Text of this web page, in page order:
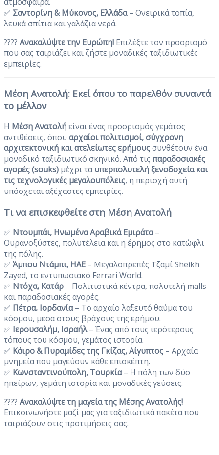
✅ Σαντορίνη & Μύκονος, Ελλάδα– Ονειρικά τοπία,
λευκά σπίτια και γαλάζια νερά.
???? Ανακαλύψτε την Ευρώπη! Επιλέξτε τον προορισμό
που σας ταιριάζει και ζήστε μοναδικές ταξιδιωτικές
εμπειρίες.
Μέση Ανατολή: Εκεί όπου το παρελθόν συναντά
το μέλλον
Η Μέση Ανατολήείναι ένας προορισμός γεμάτος
αντιθέσεις, όπου αρχαίοι πολιτισμοί, σύγχρονη
αρχιτεκτονική και ατελείωτες ερήμουςσυνθέτουν ένα
μοναδικό ταξιδιωτικό σκηνικό. Από τις παραδοσιακές
αγορές (souks) μέχρι ταυπερπολυτελή ξενοδοχεία και
τις τεχνολογικές μεγαλουπόλεις, η περιοχή αυτή
υπόσχεται αξέχαστες εμπειρίες.
Τι να επισκεφθείτε στη Μέση Ανατολή
✅ Ντουμπάι, Ηνωμένα Αραβικά Εμιράτα–
Ουρανοξύστες, πολυτέλεια και η έρημος στο κατώφλι
της πόλης.
✅ Άμπου Ντάμπι, ΗΑΕ – Μεγαλοπρεπές Τζαμί Sheikh
Zayed, το εντυπωσιακό Ferrari World.
✅ Ντόχα, Κατάρ – Πολιτιστικά κέντρα, πολυτελή malls
και παραδοσιακές αγορές.
✅ Πέτρα, Ιορδανία– Το αρχαίο λαξευτό θαύμα του
κόσμου, μέσα στους βράχους της ερήμου.
✅ Ιερουσαλήμ, Ισραήλ– Ένας από τους ιερότερους
τόπους του κόσμου, γεμάτος ιστορία.
✅ Κάιρο & Πυραμίδες της Γκίζας, Αίγυπτος – Αρχαία
μνημεία που μαγεύουν κάθε επισκέπτη.
✅ Κωνσταντινούπολη, Τουρκία– Η πόλη των δύο
ηπείρων, γεμάτη ιστορία και μοναδικές γεύσεις.
???? Ανακαλύψτε τη μαγεία της Μέσης Ανατολής!
Επικοινωνήστε μαζί μας για ταξιδιωτικά πακέτα που
ταιριάζουν στις προτιμήσεις σας.